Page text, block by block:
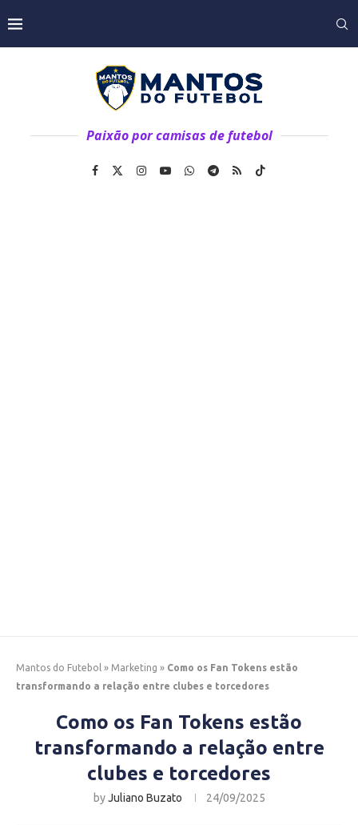
Paixão por camisas de futebol
Mantos do Futebol » Marketing » Como os Fan Tokens estão
transformando a relação entre clubes e torcedores
Como os Fan Tokens estão
transformando a relação entre
clubes e torcedores
byJuliano Buzato 24/09/2025